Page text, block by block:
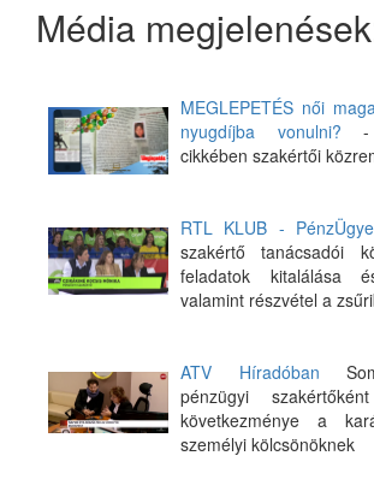
Média
MEGLEPETÉS női
nyugdíjba vonulni? -
cikkében szakértői
RTL KLUB -
szakértő tanácsadói
feladatok kitalálása
valamint részvétel a
ATV Híradóban
pénzügyi
következménye a
személyi kölcsönöknek